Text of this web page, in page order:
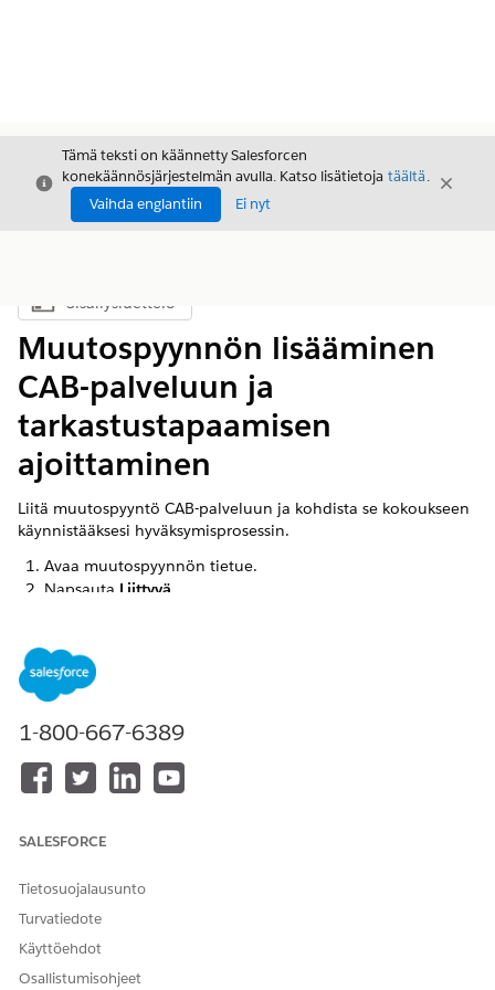
Sulje
Tämä teksti on käännetty Salesforcen
konekäännösjärjestelmän avulla. Katso lisätietoja täältä.
Vaihda englantiin
Ei nyt
Sulje
Näytä sisällysluettelo
Sisällysluettelo
Muutospyynnön lisääminen
CAB-palveluun ja
tarkastustapaamisen
ajoittaminen
Liitä muutospyyntö CAB-palveluun ja kohdista se kokoukseen
käynnistääksesi hyväksymisprosessin.
Avaa muutospyynnön tietue.
Napsauta Liittyvä
Valitse
Järjestelmä luo CAB-pyyntötietueen ja liittää
muutospyynnön valittuun CAB-määritelmään.
järjestelmiin ja tarkastaa muutospyynnön useita kertoja
neuvoajaviraston määritelmiä
Avaa CAB-määritelmä.
1-800-667-6389
SALESFORCE
Tietosuojalausunto
Turvatiedote
Käyttöehdot
Osallistumisohjeet